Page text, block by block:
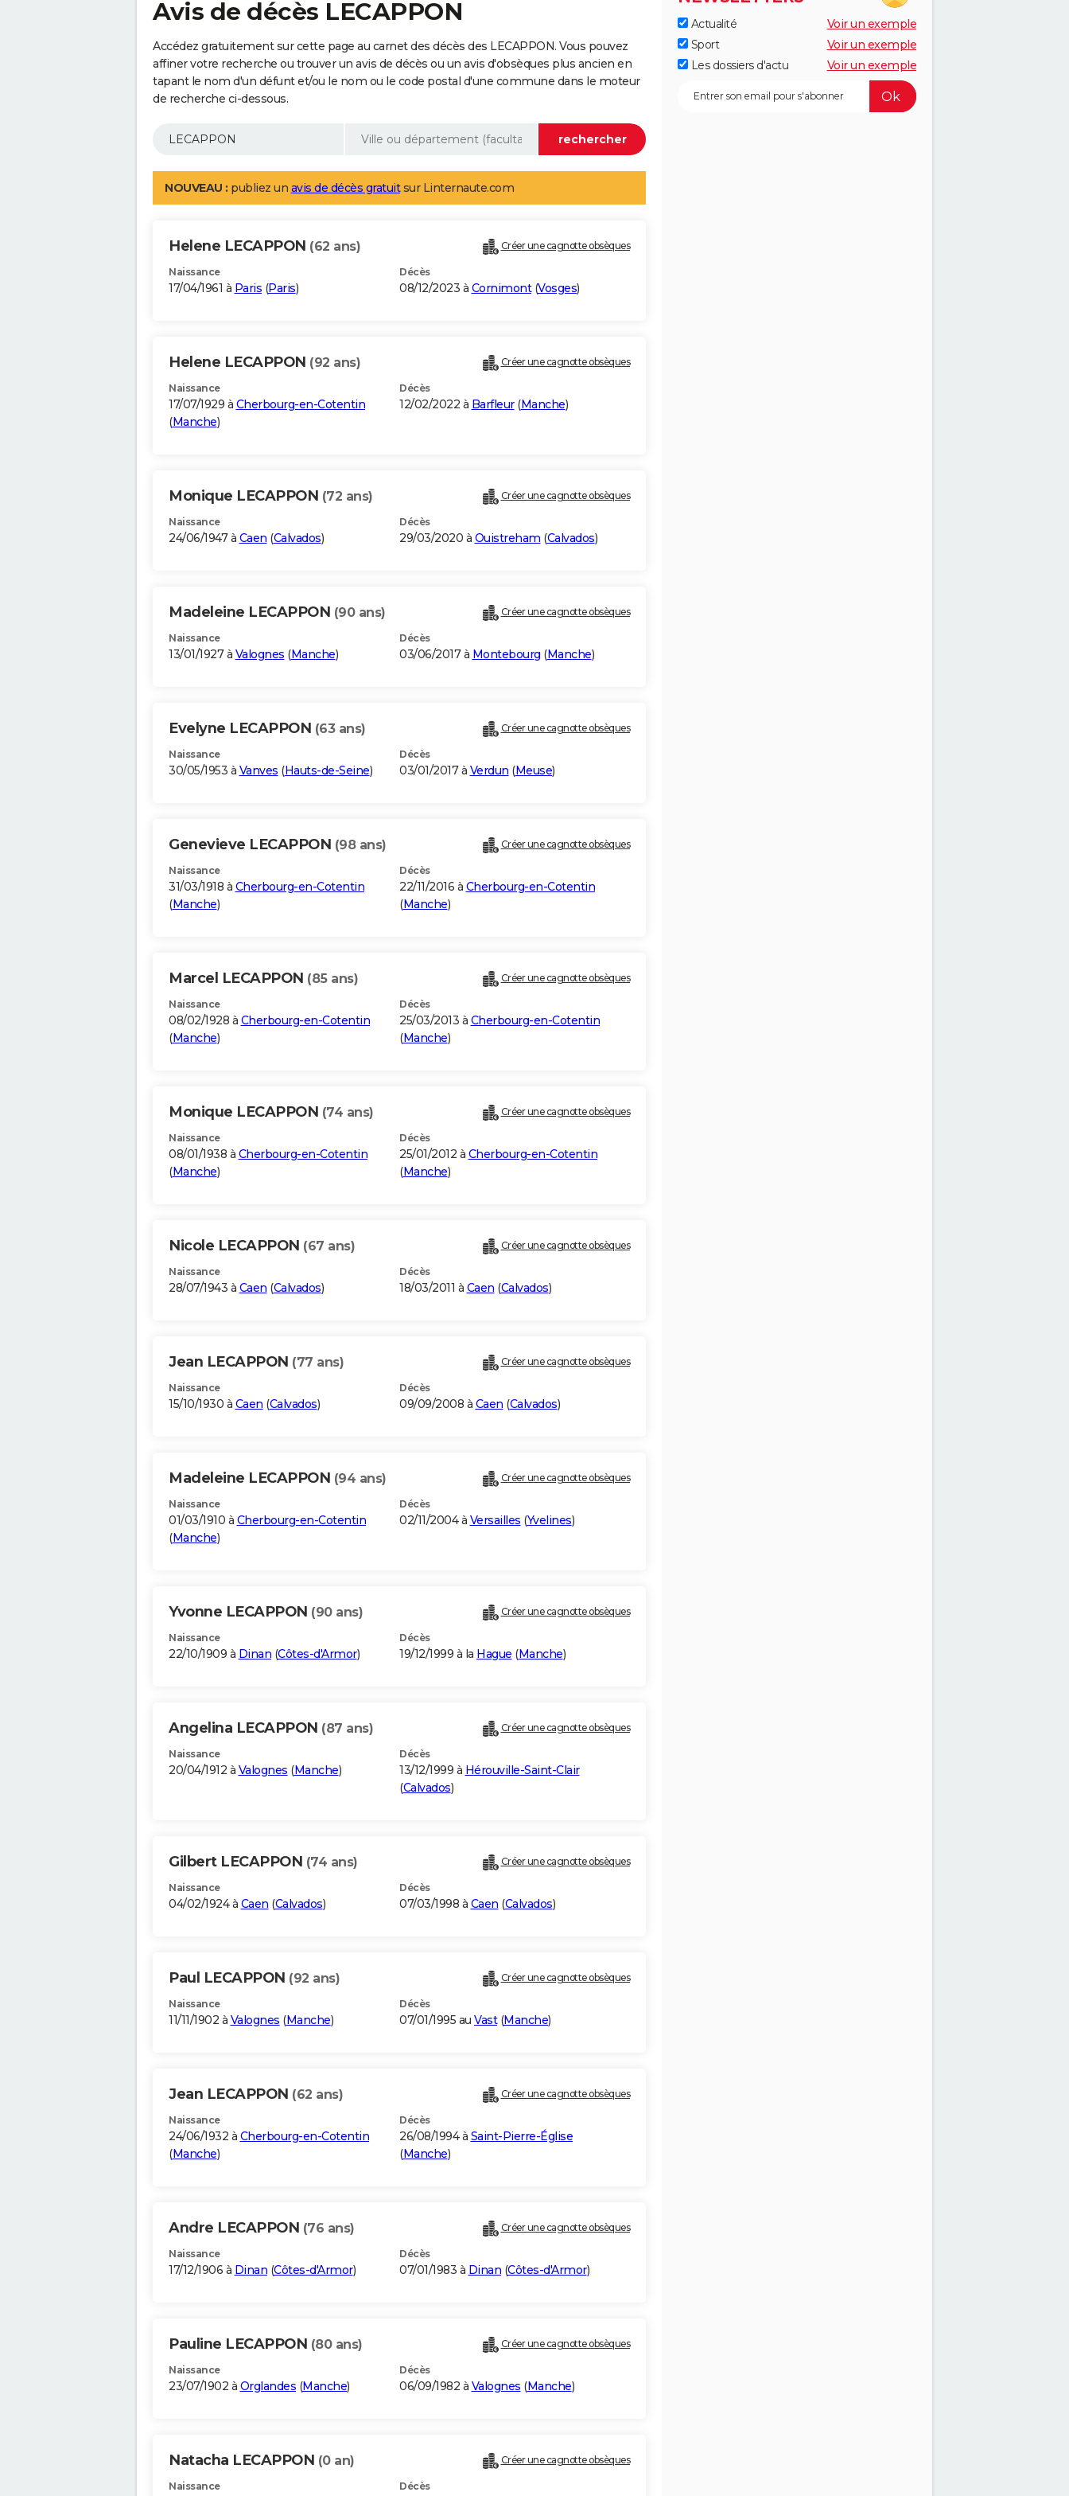
Avis de décès LECAPPON
Accédez gratuitement sur cette page au carnet des décès des LECAPPON. Vous pouvez
affiner votre recherche ou trouver un avis de décès ou un avis d'obsèques plus ancien en
tapant le nom d'un défunt et/ou le nom ou le code postal d'une commune dans le moteur
de recherche ci-dessous.
NOUVEAU : publiez un avis de décès gratuitsur Linternaute.com
Helene LECAPPON (62 ans) Créer une cagnotte obsèques
Naissance
17/04/1961 à Paris (Paris)
Décès
08/12/2023 à Cornimont(Vosges)
Helene LECAPPON (92 ans) Créer une cagnotte obsèques
Naissance
17/07/1929 à Cherbourg-en-Cotentin
(Manche)
Décès
12/02/2022 à Barfleur(Manche)
Monique LECAPPON (72 ans) Créer une cagnotte obsèques
Naissance
24/06/1947 à Caen (Calvados)
Décès
29/03/2020 à Ouistreham (Calvados)
Madeleine LECAPPON (90 ans) Créer une cagnotte obsèques
Naissance
13/01/1927 à Valognes (Manche)
Décès
03/06/2017 à Montebourg (Manche)
Evelyne LECAPPON (63 ans) Créer une cagnotte obsèques
Naissance
30/05/1953 à Vanves (Hauts-de-Seine)
Décès
03/01/2017 à Verdun (Meuse)
Genevieve LECAPPON (98 ans) Créer une cagnotte obsèques
Naissance
31/03/1918 à Cherbourg-en-Cotentin
(Manche)
Décès
22/11/2016 à Cherbourg-en-Cotentin
(Manche)
Marcel LECAPPON (85 ans) Créer une cagnotte obsèques
Naissance
08/02/1928 à Cherbourg-en-Cotentin
(Manche)
Décès
25/03/2013 à Cherbourg-en-Cotentin
(Manche)
Monique LECAPPON (74 ans) Créer une cagnotte obsèques
Naissance
08/01/1938 à Cherbourg-en-Cotentin
(Manche)
Décès
25/01/2012 à Cherbourg-en-Cotentin
(Manche)
Nicole LECAPPON (67 ans) Créer une cagnotte obsèques
Naissance
28/07/1943 à Caen (Calvados)
Décès
18/03/2011 à Caen (Calvados)
Jean LECAPPON (77 ans) Créer une cagnotte obsèques
Naissance
15/10/1930 à Caen (Calvados)
Décès
09/09/2008 à Caen (Calvados)
Madeleine LECAPPON (94 ans) Créer une cagnotte obsèques
Naissance
01/03/1910 à Cherbourg-en-Cotentin
(Manche)
Décès
02/11/2004 à Versailles (Yvelines)
Yvonne LECAPPON (90 ans) Créer une cagnotte obsèques
Naissance
22/10/1909 à Dinan (Côtes-d'Armor)
Décès
19/12/1999 à la Hague (Manche)
Angelina LECAPPON (87 ans) Créer une cagnotte obsèques
Naissance
20/04/1912 à Valognes (Manche)
Décès
13/12/1999 à Hérouville-Saint-Clair
(Calvados)
Gilbert LECAPPON (74 ans) Créer une cagnotte obsèques
Naissance
04/02/1924 à Caen (Calvados)
Décès
07/03/1998 à Caen (Calvados)
Paul LECAPPON (92 ans) Créer une cagnotte obsèques
Naissance
11/11/1902 à Valognes (Manche)
Décès
07/01/1995 au Vast(Manche)
Jean LECAPPON (62 ans) Créer une cagnotte obsèques
Naissance
24/06/1932 à Cherbourg-en-Cotentin
(Manche)
Décès
26/08/1994 à Saint-Pierre-Église
(Manche)
Andre LECAPPON (76 ans) Créer une cagnotte obsèques
Naissance
17/12/1906 à Dinan (Côtes-d'Armor)
Décès
07/01/1983 à Dinan (Côtes-d'Armor)
Pauline LECAPPON (80 ans) Créer une cagnotte obsèques
Naissance
23/07/1902 à Orglandes (Manche)
Décès
06/09/1982 à Valognes (Manche)
Natacha LECAPPON (0 an) Créer une cagnotte obsèques
Naissance Décès
Actualité
Voir un exemple
Sport
Voir un exemple
Les dossiers d'actu
Voir un exemple